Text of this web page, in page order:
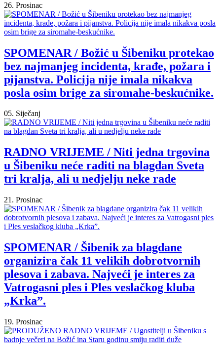
26. Prosinac
SPOMENAR / Božić u Šibeniku protekao
bez najmanjeg incidenta, krađe, požara i
pijanstva. Policija nije imala nikakva
posla osim brige za siromahe-beskućnike.
05. Siječanj
RADNO VRIJEME / Niti jedna trgovina
u Šibeniku neće raditi na blagdan Sveta
tri kralja, ali u nedjelju neke rade
21. Prosinac
SPOMENAR / Šibenik za blagdane
organizira čak 11 velikih dobrotvornih
plesova i zabava. Najveći je interes za
Vatrogasni ples i Ples veslačkog kluba
„Krka”.
19. Prosinac